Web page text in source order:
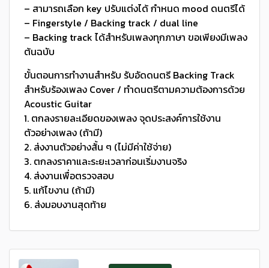
– สามารถเลือก key ปรับแต่งได้ กำหนด mood ดนตรีได้
– Fingerstyle / Backing track / dual line
– Backing track ได้สำหรับเพลงทุกภาษา ขอเพียงมีเพลง
ต้นฉบับ
ขั้นตอนการทำงานสำหรับ รับอัดดนตรี Backing Track
สำหรับร้องเพลง Cover / ทำดนตรีตามความต้องการด้วย
Acoustic Guitar
1. ตกลงรายละเอียดของเพลง จุดประสงค์การใช้งาน
ตัวอย่างเพลง (ถ้ามี)
2. ส่งงานตัวอย่างสั้น ๆ (ไม่มีค่าใช้จ่าย)
3. ตกลงราคาและระยะเวลาก่อนเริ่มงานจริง
4. ส่งงานเพื่อตรวจสอบ
5. แก้ไขงาน (ถ้ามี)
6. ส่งมอบงานสุดท้าย